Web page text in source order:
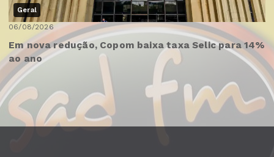
Geral
06/08/2026
Em nova redução, Copom baixa taxa Selic para 14%
ao ano